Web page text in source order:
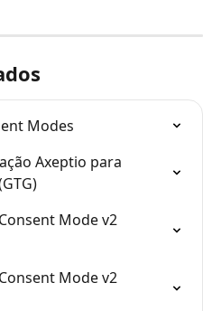
Modes
Axeptio para
Mode v2
Mode v2